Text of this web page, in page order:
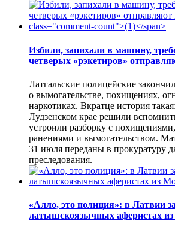
Избили, запихали в машину,
четверых «рэкетиров»
Латгальские полицейские
о вымогательстве, похищениях,
наркотиках. Вкратце история
Лудзенском крае решили
устроили разборку с
ранениями и вымогательством.
31 июля переданы в прокуратуру
преследования.
«Алло, это полиция»: в Латвии
латышскоязычных аферистах